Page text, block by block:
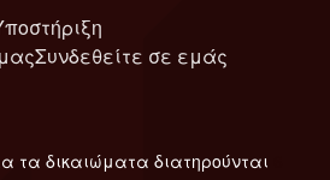
Συνδεθείτε σε εμάς
τα δικαιώματα διατηρούνται